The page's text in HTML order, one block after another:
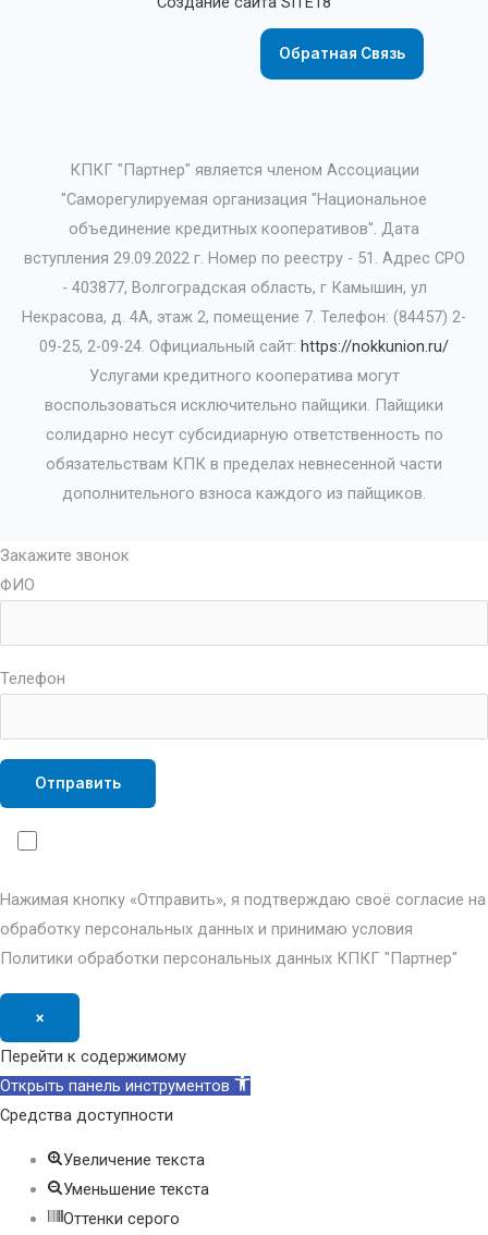
Обратная Связь
КПКГ "Партнер" является членом Ассоциации
"Саморегулируемая организация "Национальное
объединение кредитных кооперативов". Дата
вступления 29.09.2022 г. Номер по реестру - 51. Адрес СРО
- 403877, Волгоградская область, г Камышин, ул
Некрасова, д. 4А, этаж 2, помещение 7. Телефон: (84457) 2-
09-25, 2-09-24. Официальный сайт: https://nokkunion.ru/
Услугами кредитного кооператива могут
воспользоваться исключительно пайщики. Пайщики
солидарно несут субсидиарную ответственность по
обязательствам КПК в пределах невнесенной части
дополнительного взноса каждого из пайщиков.
Закажите звонок
ФИО
Телефон
Нажимая кнопку «Отправить», я подтверждаю своё согласие на
обработку персональных данных и принимаю условия
Политики обработки персональных данных КПКГ "Партнер"
×
Перейти к содержимому
Открыть панель инструментов
Средства доступности
Увеличение текста
Уменьшение текста
Оттенки серого